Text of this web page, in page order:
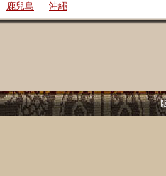
鹿兒島 沖繩